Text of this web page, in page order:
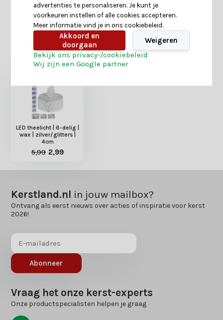
Heb je nog interesse in deze recent bekeken
producten?
LED theelicht | 6-delig |
wax | zilver/glitters |
4cm
5,99 2,99
Kerstland.nl in jouw mailbox?
Ontvang als eerst nieuws over acties of inspiratie voor kerst
2026!
Abonneer
Vraag het onze kerst-experts
Onze productspecialisten helpen je graag
advertenties te personaliseren. Je kunt je
voorkeuren instellen of alle cookies accepteren.
Meer informatie vind je in ons cookiebeleid.
Akkoord en
doorgaan
Weigeren
Bekijk ons privacy-/cookiebeleid
Wij zijn een Google partner